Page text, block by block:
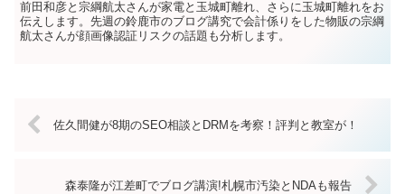
前田和彦と宗綱航太さんが家電と玉城町離れ、さらに玉城町離れをお
伝えします。先週の鈴鹿市のブログ講究で会計係りをした物販の宗綱
航太さんが顔画像認証リスクの話題も分析します。
佐久間健が8期のSEO相談とDRMを考察！評判と教室が！
森泰隆が江差町でブログ講演!札幌市汚染とNDAも報告